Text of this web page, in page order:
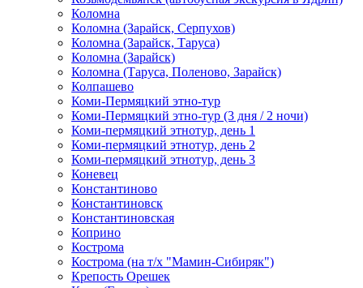
Коломна
Коломна (Зарайск, Серпухов)
Коломна (Зарайск, Таруса)
Коломна (Зарайск)
Коломна (Таруса, Поленово, Зарайск)
Колпашево
Коми-Пермяцкий этно-тур
Коми-Пермяцкий этно-тур (3 дня / 2 ночи)
Коми-пермяцкий этнотур, день 1
Коми-пермяцкий этнотур, день 2
Коми-пермяцкий этнотур, день 3
Коневец
Константиново
Константиновск
Константиновская
Коприно
Кострома
Кострома (на т/х "Мамин-Сибиряк")
Крепость Орешек